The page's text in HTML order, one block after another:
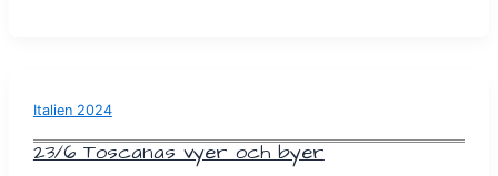
Italien 2024
23/6 Toscanas vyer och byer